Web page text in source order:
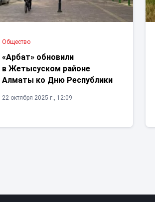
Общество
«Арбат» обновили
в Жетысуском районе
Алматы ко Дню Республики
22 октября 2025 г., 12:09